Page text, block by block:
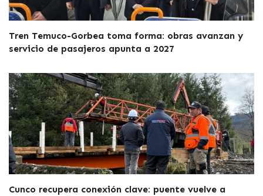
Tren Temuco-Gorbea toma forma: obras avanzan y
servicio de pasajeros apunta a 2027
Cunco recupera conexión clave: puente vuelve a